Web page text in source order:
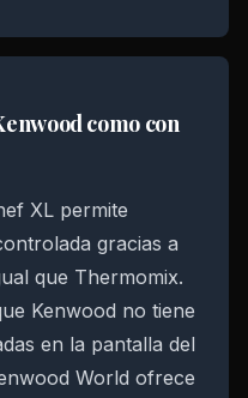
como con
XL permite
gracias a
que Thermomix.
Kenwood no tiene
en la pantalla del
World ofrece